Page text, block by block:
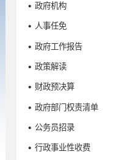
• 政府机构
• 人事任免
• 政府工作报告
• 政策解读
• 财政预决算
• 政府部门权责清单
• 公务员招录
• 行政事业性收费